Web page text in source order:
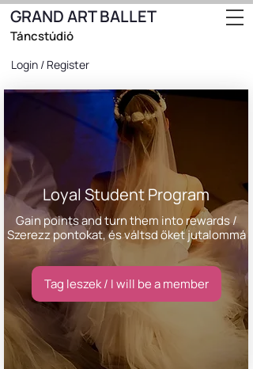
GRAND ART BALLET
Táncstúdió
Login / Register
Loyal Student Program
Gain points and turn them into rewards /
Szerezz pontokat, és váltsd őket jutalommá
Tag leszek / I will be a member